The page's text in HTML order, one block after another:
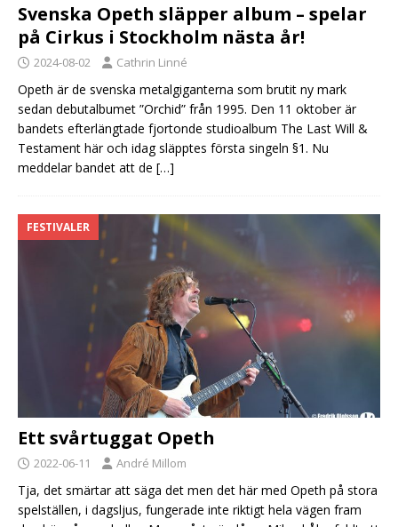
Svenska Opeth släpper album – spelar
på Cirkus i Stockholm nästa år!
2024-08-02 Cathrin Linné
Opeth är de svenska metalgiganterna som brutit ny mark
sedan debutalbumet ”Orchid” från 1995. Den 11 oktober är
bandets efterlängtade fjortonde studioalbum The Last Will &
Testament här och idag släpptes första singeln §1. Nu
meddelar bandet att de […]
FESTIVALER
Ett svårtuggat Opeth
2022-06-11 André Millom
Tja, det smärtar att säga det men det här med Opeth på stora
spelställen, i dagsljus, fungerade inte riktigt hela vägen fram